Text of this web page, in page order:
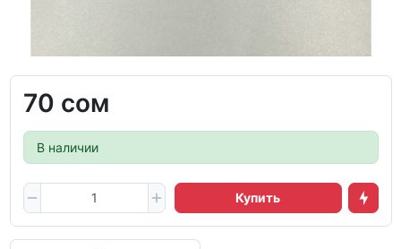
70 сом
В наличии
Купить